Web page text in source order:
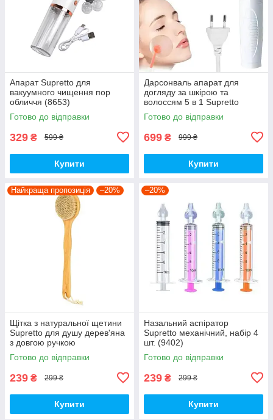
Апарат Supretto для
вакуумного чищення пор
обличчя (8653)
Готово до відправки
329 ₴ 599 ₴
Купити
Дарсонваль апарат для
догляду за шкірою та
волоссям 5 в 1 Supretto
(9305)
Готово до відправки
699 ₴ 999 ₴
Купити
Найкраща пропозиція –20%
Щітка з натуральної щетини
Supretto для душу дерев'яна
з довгою ручкою
Готово до відправки
239 ₴ 299 ₴
Купити
–20%
Назальний аспіратор
Supretto механічний, набір 4
шт. (9402)
Готово до відправки
239 ₴ 299 ₴
Купити